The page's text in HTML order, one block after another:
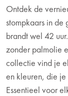
Ontdek de
stompkaars in de
brandt wel 42
zonder palmolie
collectie vind je
en kleuren, die
Essentieel voor